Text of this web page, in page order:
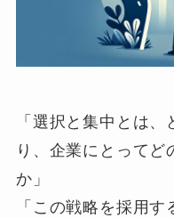
「選択と集中とは
り、企業にとって
か」
「この戦略を採用